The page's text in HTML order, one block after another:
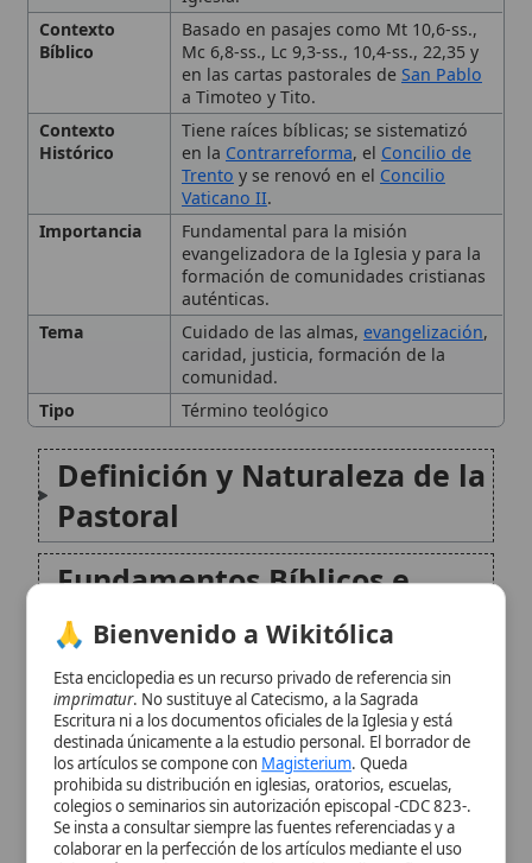
Contexto
Histórico
Tiene raíces bíblicas; se sistematizó
en laContrarreforma, elConcilio de
Trentoy se renovó en elConcilio
Vaticano II.
Fundamental para la misión
evangelizadora de la Iglesia y para la
formación de comunidades cristianas
auténticas.
Cuidado de las almas,
caridad, justicia, formación de la
comunidad.
Término teológico
Definición y Naturaleza de la
Fundamentos Bíblicos e
Históricos
Áreas del Ministerio Pastoral
La Pastoral en la Comunidad
Desafíos y Prioridades
Pastorales Contemporáneas
Conclusión
Citas y referencias
🙏 Bienvenido a Wikitólica
Esta enciclopedia es un recurso privado de referencia sin
imprimatur. No sustituye al Catecismo, a la Sagrada
Escritura ni a los documentos oficiales de la Iglesia y está
destinada únicamente a la estudio personal. El borrador de
los artículos se compone conMagisterium. Queda
colegios o seminarios sin autorización episcopal -CDC 823-.
Se insta a consultar siempre las fuentes referenciadas y a
del menú superior. Entrando a la enciclopedia confirma que
ha leído y acepta expresamente lapolítica de privacidady el
aviso legal
Aceptar y Entrar